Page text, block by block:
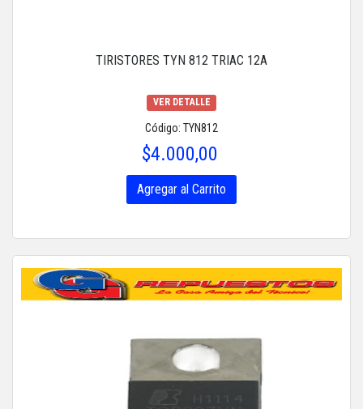
TIRISTORES TYN 812 TRIAC 12A
VER DETALLE
Código: TYN812
$4.000,00
Agregar al Carrito